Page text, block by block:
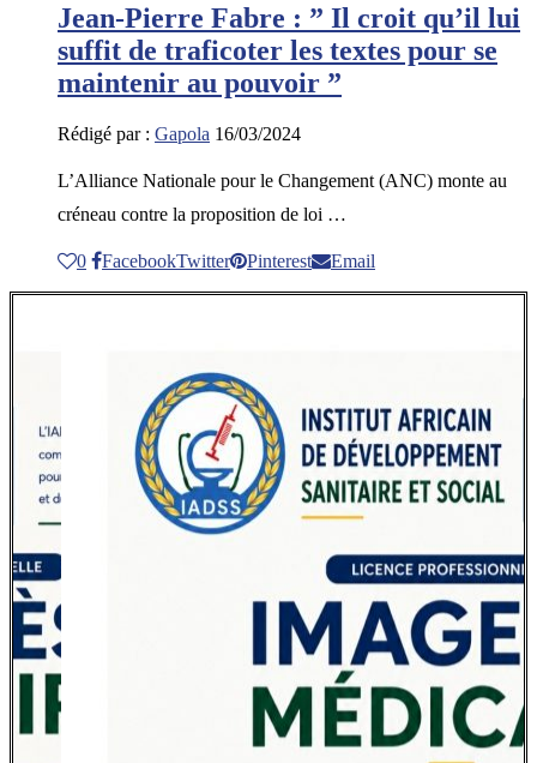
Jean-Pierre Fabre : ” Il croit qu’il lui
suffit de traficoter les textes pour se
maintenir au pouvoir ”
Rédigé par : Gapola 16/03/2024
L’Alliance Nationale pour le Changement (ANC) monte au
créneau contre la proposition de loi …
0 FacebookTwitter Pinterest Email